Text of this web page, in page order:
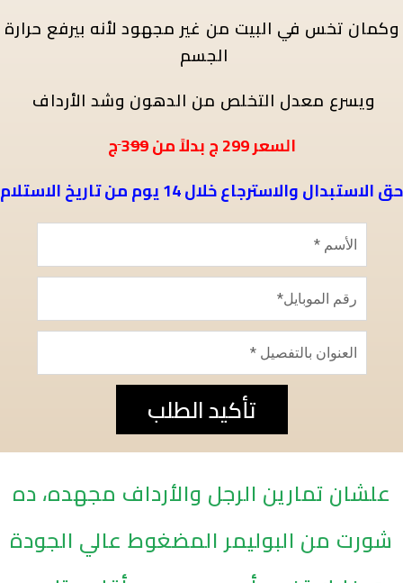
وكمان تخس في البيت من غير مجهود لأنه بيرفع حرارة
الجسم
ويسرع معدل التخلص من الدهون وشد الأرداف
السعر299ج بدلاً من 399
حق الاستبدال والاسترجاع خلال 14 يوم من تاريخ الاستلام
تأكيد الطلب
علشان تمارين الرجل والأرداف مجهده، ده
شورت من البوليمر المضغوط عالي الجودة